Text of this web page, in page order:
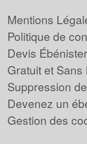
Mentions
Politique de
Devis
Gratuit et
Suppression
Devenez un
Gestion des